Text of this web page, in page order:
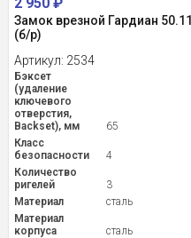
Замок врезной Гардиан 50.11
(б/р)
Артикул: 2534
Бэксет
(удаление
ключевого
отверстия,
Backset), мм
65
Класс
безопасности
4
Количество
ригелей
3
Материал
сталь
Материал
корпуса
сталь